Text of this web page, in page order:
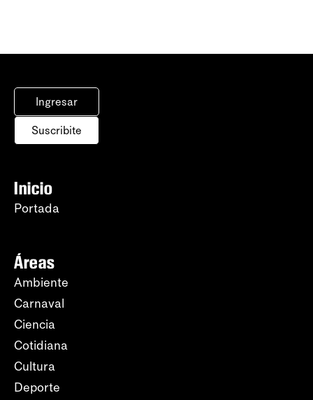
Ingresar
Suscribite
Inicio
Portada
Áreas
Ambiente
Carnaval
Ciencia
Cotidiana
Cultura
Deporte